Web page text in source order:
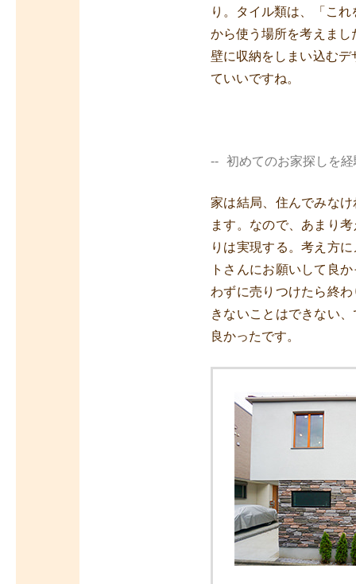
り。タイル類は、「こ
から使う場所を考えま
壁に収納をしまい込む
ていいですね。
初めてのお家探しを
家は結局、住んでみな
ます。なので、あまり
りは実現する。考え方
トさんにお願いして良
わずに売りつけたら終
きないことはできない
良かったです。